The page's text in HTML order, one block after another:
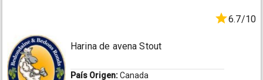
6.7/10
Harina de avena Stout
País Origen:Canada